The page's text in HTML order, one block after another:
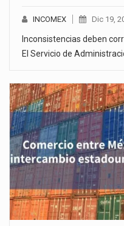
INCOMEX Dic 19,
Inconsistencias deben
El Servicio de